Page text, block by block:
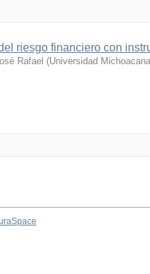
riesgo financiero con
Rafael (Universidad